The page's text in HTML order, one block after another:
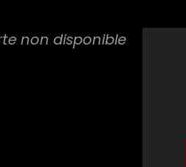
non disponible